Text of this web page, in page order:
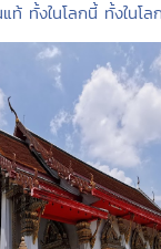
ท้ ทั้งในโลกนี้ ทั้งในโล